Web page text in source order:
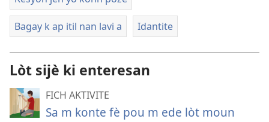
Bagay k ap itil nan lavi a Idantite
Lòt sijè ki enteresan
FICH AKTIVITE
Sa m konte fè pou m ede lòt moun